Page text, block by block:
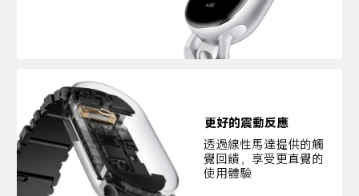
更好的震動反應
透過線性馬達提供的觸
覺回饋，享受更直覺的
使用體驗